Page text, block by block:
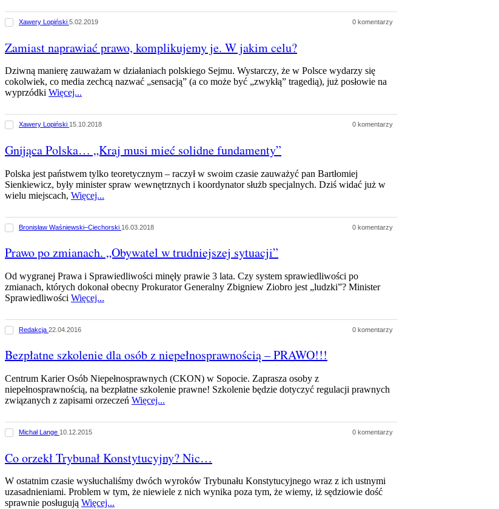
Xawery Lopiński 5.02.2019 0 komentarzy
Zamiast naprawiać prawo, komplikujemy je. W jakim celu?
Dziwną manierę zauważam w działaniach polskiego Sejmu. Wystarczy, że w Polsce wydarzy się
cokolwiek, co media zechcą nazwać „sensacją” (a co może być „zwykłą” tragedią), już posłowie na
wyprzódki Więcej...
Xawery Lopiński 15.10.2018 0 komentarzy
Gnijąca Polska… „Kraj musi mieć solidne fundamenty”
Polska jest państwem tylko teoretycznym – raczył w swoim czasie zauważyć pan Bartłomiej
Sienkiewicz, były minister spraw wewnętrznych i koordynator służb specjalnych. Dziś widać już w
wielu miejscach, Więcej...
Bronisław Waśniewski–Ciechorski 16.03.2018 0 komentarzy
Prawo po zmianach. „Obywatel w trudniejszej sytuacji”
Od wygranej Prawa i Sprawiedliwości minęły prawie 3 lata. Czy system sprawiedliwości po
zmianach, których dokonał obecny Prokurator Generalny Zbigniew Ziobro jest „ludzki”? Minister
Sprawiedliwości Więcej...
Redakcja 22.04.2016 0 komentarzy
Bezpłatne szkolenie dla osób z niepełnosprawnością – PRAWO!!!
Centrum Karier Osób Niepełnosprawnych (CKON) w Sopocie. Zaprasza osoby z
niepełnosprawnością, na bezpłatne szkolenie prawne! Szkolenie będzie dotyczyć regulacji prawnych
związanych z zapisami orzeczeń Więcej...
Michał Lange 10.12.2015 0 komentarzy
Co orzekł Trybunał Konstytucyjny? Nic…
W ostatnim czasie wysłuchaliśmy dwóch wyroków Trybunału Konstytucyjnego wraz z ich ustnymi
uzasadnieniami. Problem w tym, że niewiele z nich wynika poza tym, że wiemy, iż sędziowie dość
sprawnie posługują Więcej...